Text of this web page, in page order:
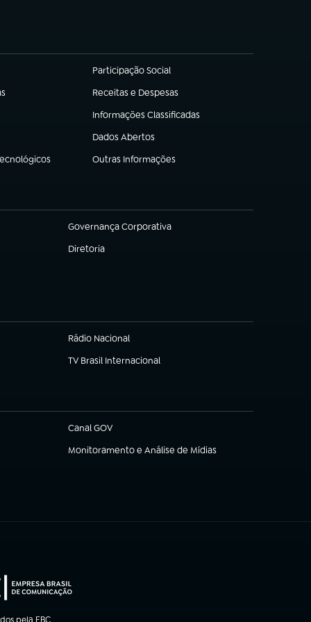
Participação Social
(abre em nova aba)
Receitas e Despesas
(abre em nova aba)
Informações Classificadas
(abre em nova aba)
Dados Abertos
(abre em nova aba)
Outras Informações
(abre em nova aba)
Governança Corporativa
(abre em nova aba)
Diretoria
(abre em nova aba)
Rádio Nacional
TV Brasil Internacional
(abre em nova aba)
Canal GOV
(abre em nova aba)
Monitoramento e Análise de Mídias
(abre em nova aba)